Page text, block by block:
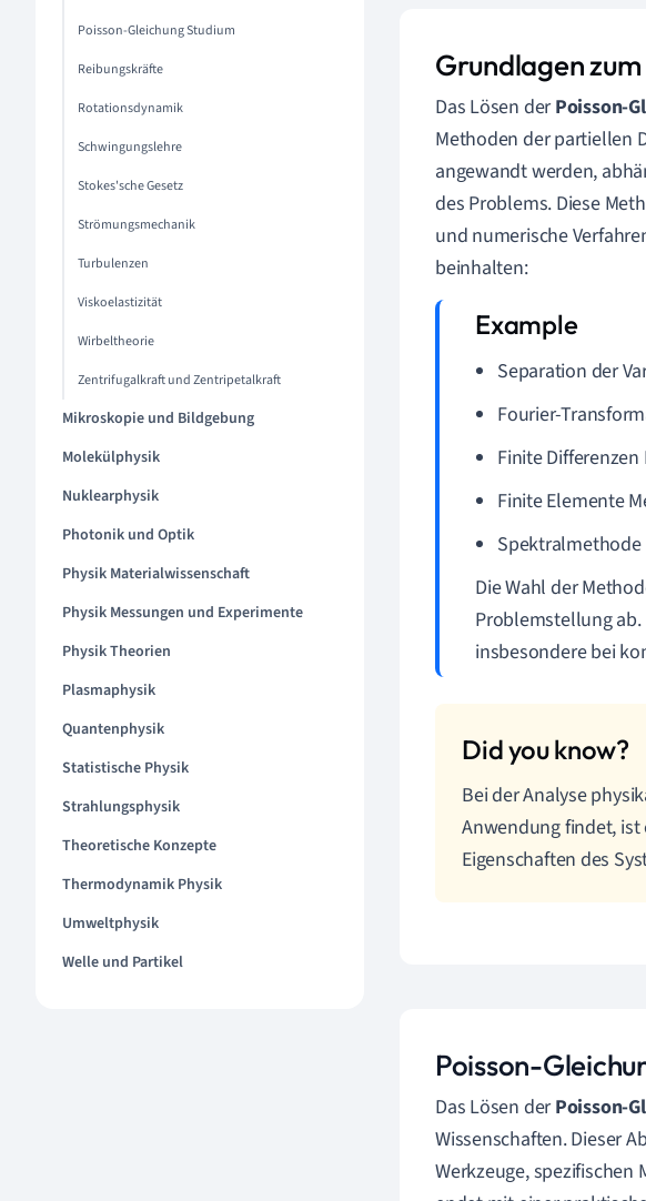
Poisson-Gleichung Studium
Reibungskräfte
Rotationsdynamik
Schwingungslehre
Stokes'sche Gesetz
Strömungsmechanik
Turbulenzen
Viskoelastizität
Wirbeltheorie
Zentrifugalkraft und Zentripetalkraft
Mikroskopie und Bildgebung
Molekülphysik
Nuklearphysik
Photonik und Optik
Physik Materialwissenschaft
Physik Messungen und Experimente
Physik Theorien
Plasmaphysik
Quantenphysik
Statistische Physik
Strahlungsphysik
Theoretische Konzepte
Thermodynamik Physik
Umweltphysik
Welle und Partikel
Grundlagen
Das Lösen derPoisson-
Methoden der partiellen
angewandt werden,
des Problems. Diese
und numerische
beinhalten:
Separation der
Fourier-
Finite
Finite Elemente
Spektralmethode
Die Wahl der
Problemstellung
insbesondere bei
Bei der Analyse
Anwendung findet,
Eigenschaften des
Poisson-
Das Lösen derPoisson-
Wissenschaften. Dieser
Werkzeuge,